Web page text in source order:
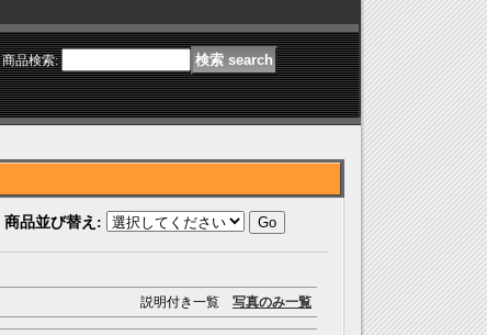
商品検索:
商品並び替え :
説明付き一覧 写真のみ一覧